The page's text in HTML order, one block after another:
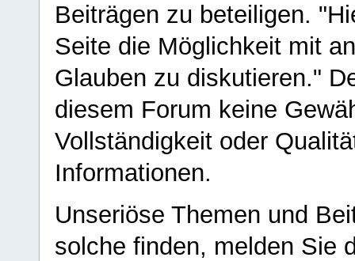
Beiträgen zu beteiligen.
Seite die Möglichkeit mit
Glauben zu diskutieren."
diesem Forum keine
Vollständigkeit oder
Informationen.
Unseriöse Themen und
solche finden, melden Sie